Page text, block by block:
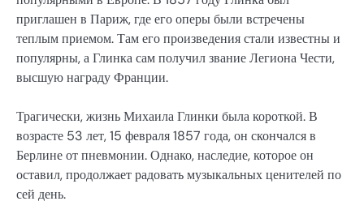
приглашен в Париж, где его оперы были встречены
теплым приемом. Там его произведения стали известны и
популярны, а Глинка сам получил звание Легиона Чести,
высшую награду Франции.
Трагически, жизнь Михаила Глинки была короткой. В
возрасте 53 лет, 15 февраля 1857 года, он скончался в
Берлине от пневмонии. Однако, наследие, которое он
оставил, продолжает радовать музыкальных ценителей по
сей день.